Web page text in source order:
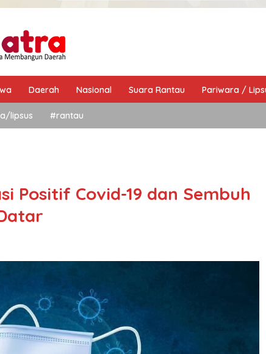
Daerah Nasional Suara Rantau Pariwara /
lipsus #rantau
Positif Covid-19 dan Sembuh